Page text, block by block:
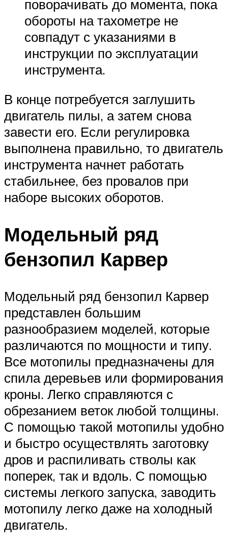
поворачивать до момента, пока
обороты на тахометре не
совпадут с указаниями в
инструкции по эксплуатации
инструмента.
В конце потребуется заглушить
двигатель пилы, а затем снова
завести его. Если регулировка
выполнена правильно, то двигатель
инструмента начнет работать
стабильнее, без провалов при
наборе высоких оборотов.
Модельный ряд
бензопил Карвер
Модельный ряд бензопил Карвер
представлен большим
разнообразием моделей, которые
различаются по мощности и типу.
Все мотопилы предназначены для
спила деревьев или формирования
кроны. Легко справляются с
обрезанием веток любой толщины.
С помощью такой мотопилы удобно
и быстро осуществлять заготовку
дров и распиливать стволы как
поперек, так и вдоль. С помощью
системы легкого запуска, заводить
мотопилу легко даже на холодный
двигатель.